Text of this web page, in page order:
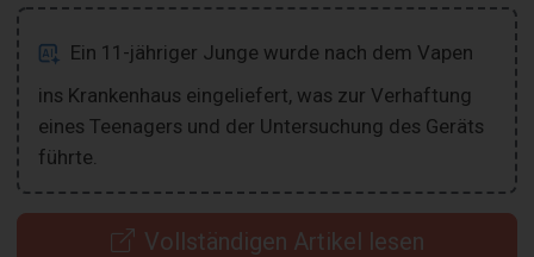
Ein 11-jähriger Junge wurde nach dem Vapen
ins Krankenhaus eingeliefert, was zur Verhaftung
eines Teenagers und der Untersuchung des Geräts
führte.
Vollständigen Artikel lesen